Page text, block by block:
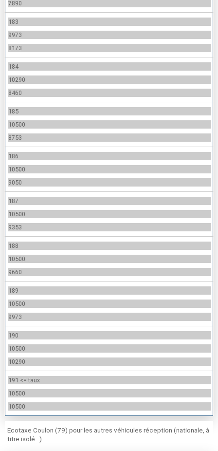
7890
183
9973
8173
184
10290
8460
185
10500
8753
186
10500
9050
187
10500
9353
188
10500
9660
189
10500
9973
190
10500
10290
191 <= taux
10500
10500
Ecotaxe Coulon (79) pour les autres véhicules réception (nationale, à
titre isolé…)